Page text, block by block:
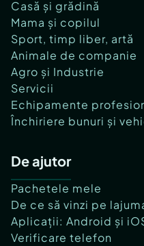
Casă și grădină
Mama și copilul
Sport, timp liber, artă
Animale de companie
Agro și Industrie
Servicii
Echipamente
Închiriere bunuri și
De ajutor
Pachetele mele
De ce să vinzi pe
Aplicații: Android și
Verificare telefon